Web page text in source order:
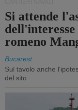
Si attende
romeno
Bucarest
Sul tavolo anche
del sito